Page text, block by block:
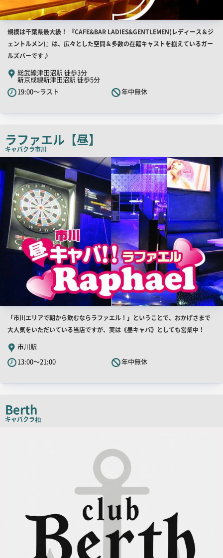
店
舗
PR
キ
ャ
ッ
コ
ー
規模は千葉県最大級！ 『CAFE&BAR LADIES&GENTLEMEN(レディース＆ジ
ェントルメン)』は、広々とした空間＆多数の在籍キャストを揃えているガー
ルズバーです♪
総武線津田沼駅 徒歩3分
新京成線新津田沼駅 徒歩5分
19:00～ラスト
年中無休
ラファエル【昼】
キャバクラ市川
舗
PR
画
像
店
舗
PR
キ
ャ
ピ
ー
「市川エリアで朝から飲むならラファエル！」ということで、おかげさまで
大人気をいただいている当店ですが、実は《昼キャバ》としても営業中！
市川駅
13:00～21:00
年中無休
Berth
キャバクラ柏